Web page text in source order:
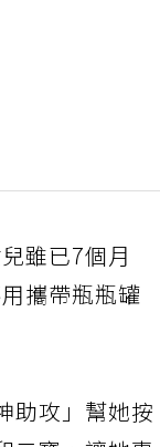
雖已7個月
攜帶瓶瓶罐
助攻」幫她按